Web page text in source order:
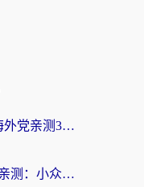
雷神手游和sixfast哪个好？海外党亲测3款回国加速器，教你选对不踩坑
穿梭和快喵好用吗？海外党亲测：小众加速器对比+番茄加速器深度体验